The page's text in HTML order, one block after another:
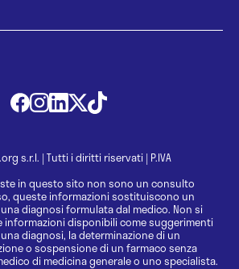
s.r.l. | Tutti i diritti riservati | P.IVA
in questo sito non sono un consulto
queste informazioni sostituiscono un
diagnosi formulata dal medico. Non si
informazioni disponibili come suggerimenti
diagnosi, la determinazione di un
o sospensione di un farmaco senza
di medicina generale o uno specialista.